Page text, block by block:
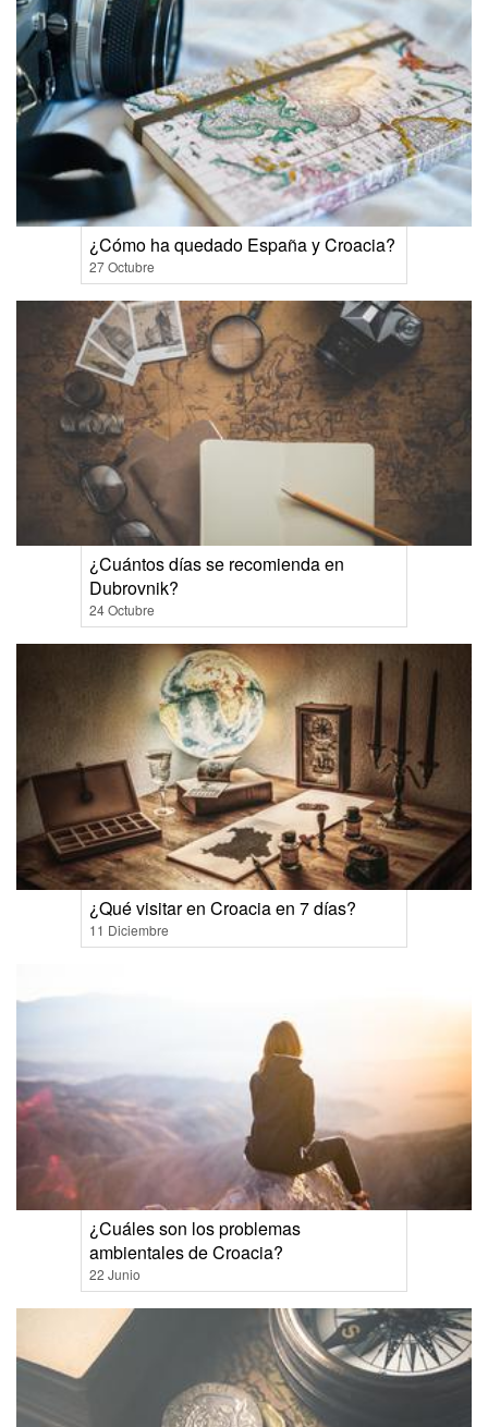
¿Cómo ha quedado España y Croacia?
27 Octubre
¿Cuántos días se recomienda en
Dubrovnik?
24 Octubre
¿Qué visitar en Croacia en 7 días?
11 Diciembre
¿Cuáles son los problemas
ambientales de Croacia?
22 Junio